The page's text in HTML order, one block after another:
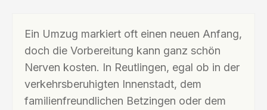
Ein Umzug markiert oft einen neuen Anfang,
doch die Vorbereitung kann ganz schön
Nerven kosten. In Reutlingen, egal ob in der
verkehrsberuhigten Innenstadt, dem
familienfreundlichen Betzingen oder dem